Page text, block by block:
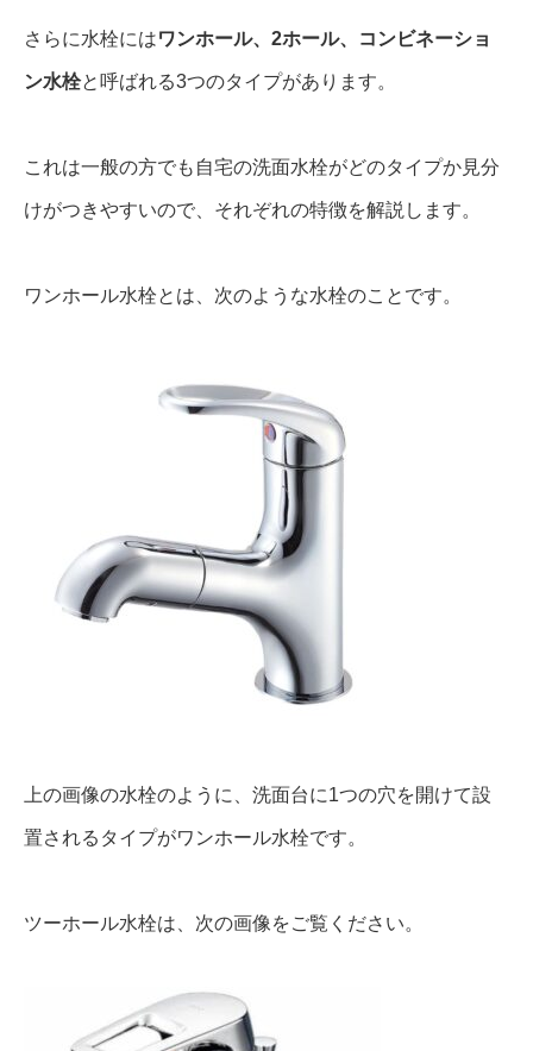
さらに水栓にはワンホール、2ホール、コンビネーショ
ン水栓と呼ばれる3つのタイプがあります。
これは一般の方でも自宅の洗面水栓がどのタイプか見分
けがつきやすいので、それぞれの特徴を解説します。
ワンホール水栓とは、次のような水栓のことです。
上の画像の水栓のように、洗面台に1つの穴を開けて設
置されるタイプがワンホール水栓です。
ツーホール水栓は、次の画像をご覧ください。